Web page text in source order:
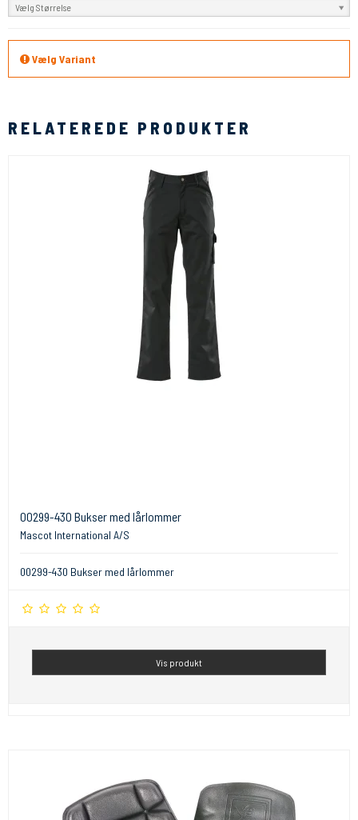
Vælg Størrelse
Vælg Variant
RELATEREDE PRODUKTER
00299-430 Bukser med lårlommer
Mascot International A/S
00299-430 Bukser med lårlommer
Vis produkt